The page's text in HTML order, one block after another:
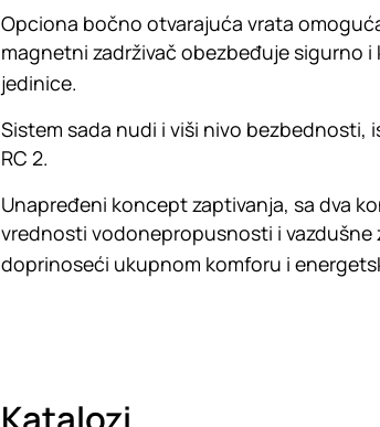
Opciona bočno otvarajuća vrata
magnetni zadrživač obezbeđuje sigurno
jedinice.
Sistem sada nudi i viši nivo
RC 2.
Unapređeni koncept zaptivanja, sa dva
vrednosti vodonepropusnosti i
doprinoseći ukupnom komforu i